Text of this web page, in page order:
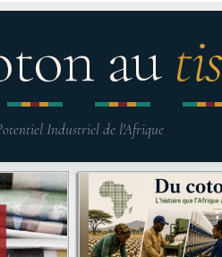
au
Industriel de l'Afrique